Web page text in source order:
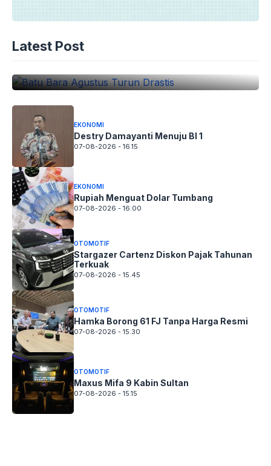
Latest Post
Batu Bara Agustus Turun Drastis
EKONOMI
Destry Damayanti Menuju BI 1
07-08-2026 - 16.15
EKONOMI
Rupiah Menguat Dolar Tumbang
07-08-2026 - 16.00
OTOMOTIF
Stargazer Cartenz Diskon Pajak Tahunan
Terkuak
07-08-2026 - 15.45
OTOMOTIF
Hamka Borong 61 FJ Tanpa Harga Resmi
07-08-2026 - 15.30
OTOMOTIF
Maxus Mifa 9 Kabin Sultan
07-08-2026 - 15.15